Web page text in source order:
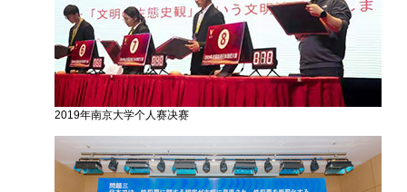
2019年南京大学个人赛决赛